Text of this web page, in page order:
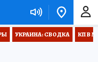
УКРАИНА: СВОДКА КП В